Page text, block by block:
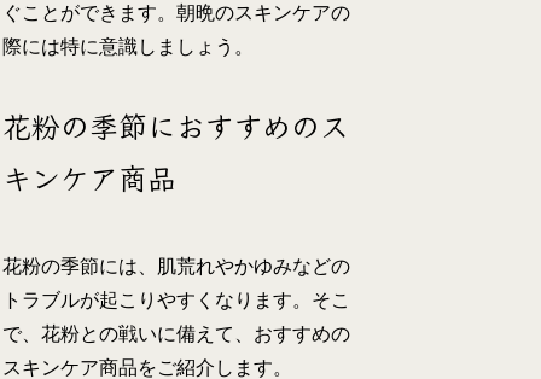
ぐことができます。朝晩のスキンケアの
際には特に意識しましょう。
花粉の季節におすすめのス
キンケア商品
花粉の季節には、肌荒れやかゆみなどの
トラブルが起こりやすくなります。そこ
で、花粉との戦いに備えて、おすすめの
スキンケア商品をご紹介します。